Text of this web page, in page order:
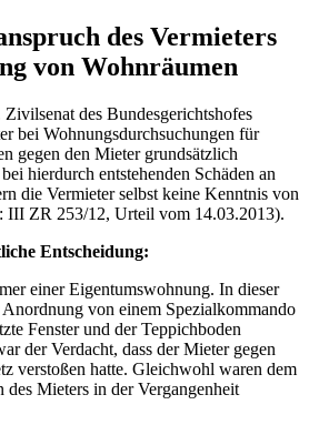
des Vermieters
von Wohnräumen
des Bundesgerichtshofes
bei Wohnungsdurchsuchungen für
gegen den Mieter grundsätzlich
hierdurch entstehenden Schäden an
die Vermieter selbst keine Kenntnis von
III ZR 253/12, Urteil vom 14.03.2013).
Entscheidung:
einer Eigentumswohnung. In dieser
von einem Spezialkommando
Fenster und der Teppichboden
der Verdacht, dass der Mieter gegen
verstoßen hatte. Gleichwohl waren dem
des Mieters in der Vergangenheit